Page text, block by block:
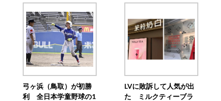
弓ヶ浜（鳥取）が初勝
利 全日本学童野球の1
LVに敗訴して人気が出
た ミルクティーブラ